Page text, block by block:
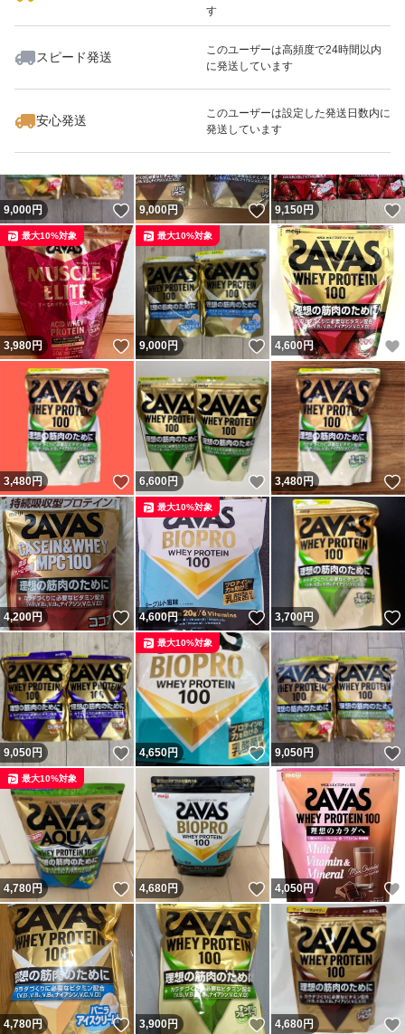
す
スピード発送
このユーザーは高頻度で24時間以内
に発送しています
安心発送
このユーザーは設定した発送日数内に
発送しています
いいね！
9,100
9,000円 いいね！
9,000円 いいね！
9,150円
3,980円 いいね！
最大10%対象
9,000円 いいね！
最大10%対象
4,600円
3,480円 いいね！
6,600円 いいね！
3,480円
4,200円 いいね！
4,600円 いいね！
最大10%対象
3,700円
9,050円 いいね！
4,650円 いいね！
最大10%対象
9,050円
4,780円 いいね！
最大10%対象
4,680円 いいね！
4,050円
4,780円 いいね！
3,900円 いいね！
4,680円